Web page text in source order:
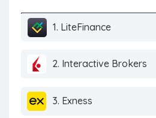
1. LiteFinance
2. Interactive Brokers
3. Exness